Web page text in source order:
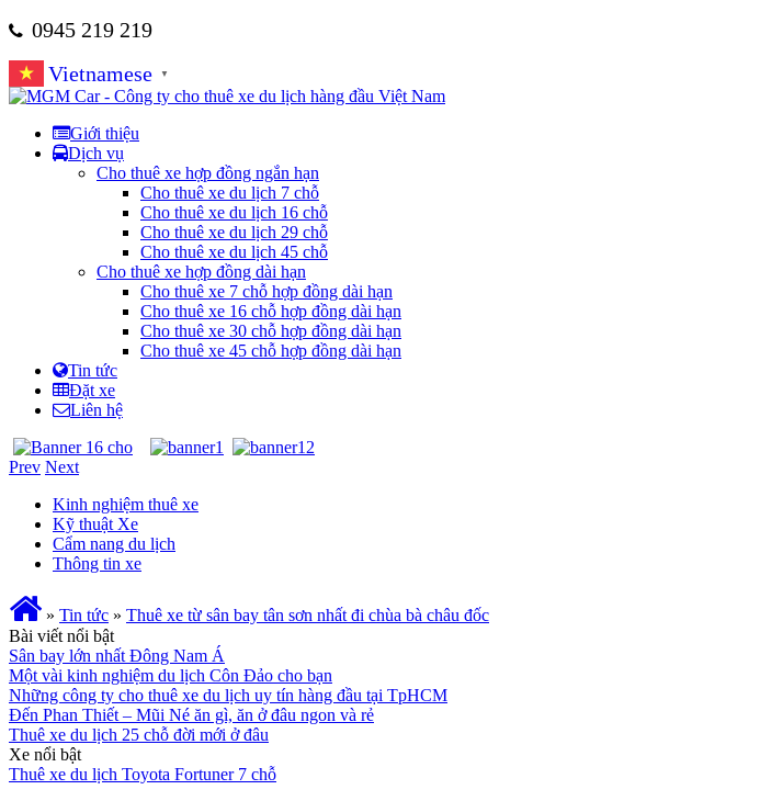
0945 219 219
Vietnamese
▼
Giới thiệu
Dịch vụ
Cho thuê xe hợp đồng ngắn hạn
Cho thuê xe du lịch 7 chỗ
Cho thuê xe du lịch 16 chỗ
Cho thuê xe du lịch 29 chỗ
Cho thuê xe du lịch 45 chỗ
Cho thuê xe hợp đồng dài hạn
Cho thuê xe 7 chỗ hợp đồng dài hạn
Cho thuê xe 16 chỗ hợp đồng dài hạn
Cho thuê xe 30 chỗ hợp đồng dài hạn
Cho thuê xe 45 chỗ hợp đồng dài hạn
Tin tức
Đặt xe
Liên hệ
Prev Next
Kinh nghiệm thuê xe
Kỹ thuật Xe
Cẩm nang du lịch
Thông tin xe
» Tin tức » Thuê xe từ sân bay tân sơn nhất đi chùa bà châu đốc
Bài viết nổi bật
Sân bay lớn nhất Đông Nam Á
Một vài kinh nghiệm du lịch Côn Đảo cho bạn
Những công ty cho thuê xe du lịch uy tín hàng đầu tại TpHCM
Đến Phan Thiết – Mũi Né ăn gì, ăn ở đâu ngon và rẻ
Thuê xe du lịch 25 chỗ đời mới ở đâu
Xe nổi bật
Thuê xe du lịch Toyota Fortuner 7 chỗ